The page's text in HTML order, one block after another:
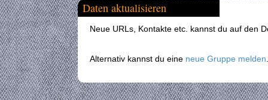
Daten aktualisieren
Neue URLs, Kontakte etc. kannst du auf den
Alternativ kannst du eine neue Gruppe melden